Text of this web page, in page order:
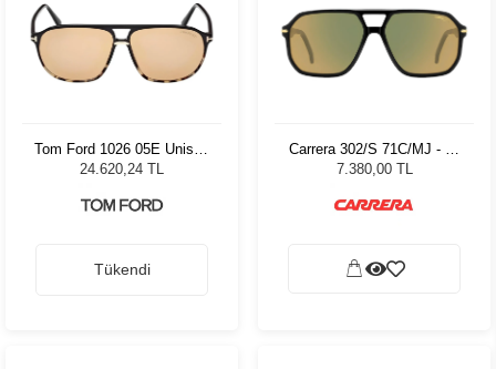
Tom Ford 1026 05E Unisex
Güneş Gözlüğü
24.620,24 TL
Tükendi
Carrera 302/S 71C/MJ - 59
Erkek Güneş Gözlüğü
7.380,00 TL